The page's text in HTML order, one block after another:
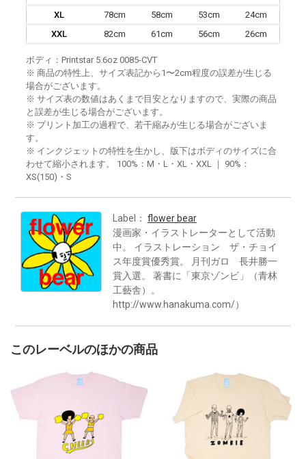
XL
78cm 58cm 53cm
24cm
XXL
82cm 61cm 56cm 26cm
ボディ：Printstar 5.6oz 0085-CVT
※ 商品の特性上、サイズ表記から1〜2cm程度の誤差が生じる
場合がございます。
※ サイズ表の数値はあくまで目安となりますので、実際の商品
と誤差が生じる場合がございます。
※ プリント加工の過程で、若干縮みが生じる場合がございま
す。
※ インクジェットの特性を生かし、版下はボディのサイズに合
わせて縮小されます。 100%：M・L・XL・XXL ｜ 90%：
XS(150)・S
Label： flower bear
漫画家・イラストレーターとして活動
中。 イラストレーション ザ・チョイ
ス年度賞優秀賞。 月刊ガロ 長井勝一
賞入選。 著書に「東京ゾンビ」（青林
工藝舎）。
http://www.hanakuma.com/）
このレーベルのほかの商品